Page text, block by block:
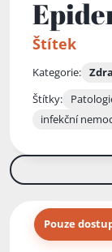
Štítek
Kategorie:
Štítky:
infekční
Pouze